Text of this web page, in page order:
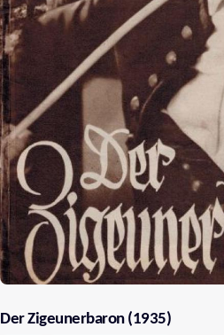
Der Zigeunerbaron (1935)